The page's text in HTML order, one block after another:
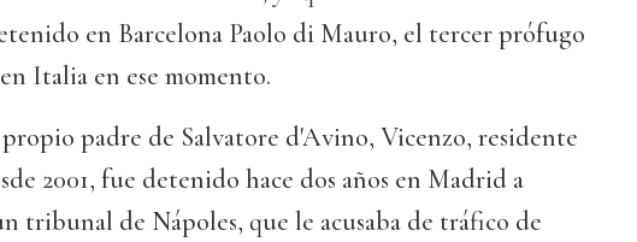
en Barcelona Paolo di Mauro, el tercer prófugo
Italia en ese momento.
padre de Salvatore d'Avino, Vicenzo, residente
2001, fue detenido hace dos años en Madrid a
tribunal de Nápoles, que le acusaba de tráfico de